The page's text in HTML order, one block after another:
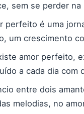
sem se perder na
perfeito é uma
um crescimento
amor perfeito,
a cada dia com
entre dois
melodias, no